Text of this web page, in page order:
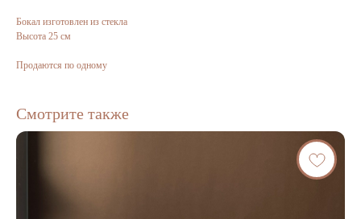
Бокал изготовлен из стекла
Высота 25 см
Продаются по одному
Смотрите также